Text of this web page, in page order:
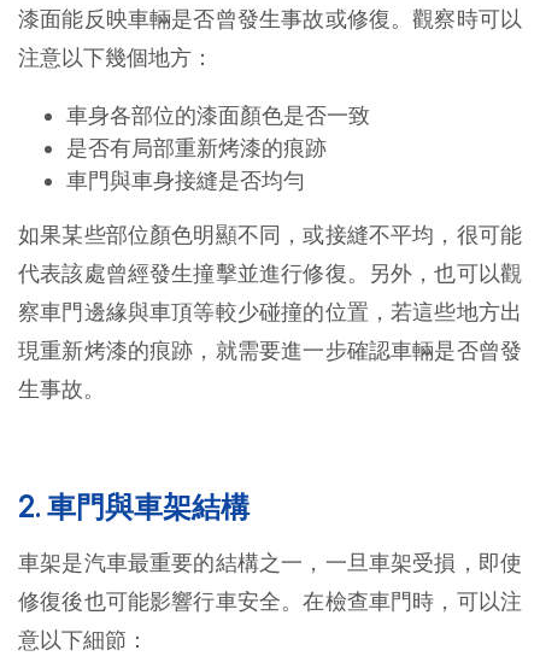
漆面能反映車輛是否曾發生事故或修復。觀察時可以
注意以下幾個地方：
車身各部位的漆面顏色是否一致
是否有局部重新烤漆的痕跡
車門與車身接縫是否均勻
如果某些部位顏色明顯不同，或接縫不平均，很可能
代表該處曾經發生撞擊並進行修復。另外，也可以觀
察車門邊緣與車頂等較少碰撞的位置，若這些地方出
現重新烤漆的痕跡，就需要進一步確認車輛是否曾發
生事故。
2. 車門與車架結構
車架是汽車最重要的結構之一，一旦車架受損，即使
修復後也可能影響行車安全。在檢查車門時，可以注
意以下細節：